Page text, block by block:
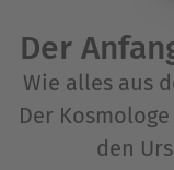
Der
Wie alles aus
Der
den